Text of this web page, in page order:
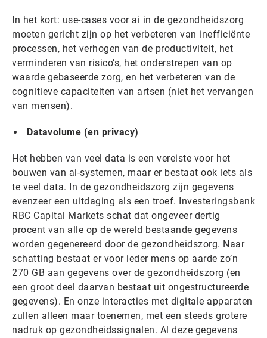
In het kort: use-cases voor ai in de gezondheidszorg
moeten gericht zijn op het verbeteren van inefficiënte
processen, het verhogen van de productiviteit, het
verminderen van risico’s, het onderstrepen van op
waarde gebaseerde zorg, en het verbeteren van de
cognitieve capaciteiten van artsen (niet het vervangen
van mensen).
Datavolume (en privacy)
Het hebben van veel data is een vereiste voor het
bouwen van ai-systemen, maar er bestaat ook iets als
te veel data. In de gezondheidszorg zijn gegevens
evenzeer een uitdaging als een troef. Investeringsbank
RBC Capital Markets schat dat ongeveer dertig
procent van alle op de wereld bestaande gegevens
worden gegenereerd door de gezondheidszorg. Naar
schatting bestaat er voor ieder mens op aarde zo’n
270 GB aan gegevens over de gezondheidszorg (en
een groot deel daarvan bestaat uit ongestructureerde
gegevens). En onze interacties met digitale apparaten
zullen alleen maar toenemen, met een steeds grotere
nadruk op gezondheidssignalen. Al deze gegevens